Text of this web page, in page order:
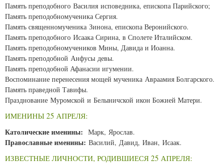
Память преподобного Василия исповедника, епископа Парийского;
Память преподобномученика Сергия.
Память священномученика Зинона, епископа Веронийского.
Память преподобного Исаака Сирина, в Сполете Италийском.
Память преподобномучеников Мины, Давида и Иоанна.
Память преподобной Анфусы девы.
Память преподобной Афанасии игумении.
Воспоминание перенесения мощей мученика Авраамия Болгарского.
Память праведной Тавифы.
Празднование Муромской и Белыничской икон Божией Матери.
ИМЕНИНЫ 25 АПРЕЛЯ:
Католические именины: Марк, Ярослав.
Православные именины: Василий, Давид, Иван, Исаак.
ИЗВЕСТНЫЕ ЛИЧНОСТИ, РОДИВШИЕСЯ 25 АПРЕЛЯ: